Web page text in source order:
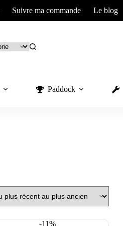
Suivre ma commande Le blog
Paddock
-11%